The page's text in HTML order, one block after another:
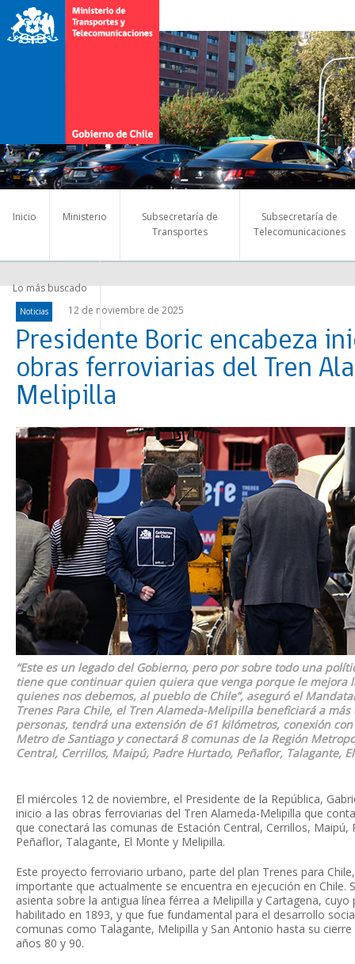
Inicio Ministerio
Subsecretaría de
Transportes
Subsecretaría de
Telecomunicaciones
Lo más buscado
Noticias 12 de noviembre de 2025
Presidente Boric encabeza
obras ferroviarias del Tren
Melipilla
“Este es un legado del Gobierno, pero por sobre todo una
tiene que continuar quien quiera que venga porque le mejora
quienes nos debemos, al pueblo de Chile”, aseguró el
Trenes Para Chile, el Tren Alameda-Melipilla beneficiará a
personas, tendrá una extensión de 61 kilómetros, conexión
Metro de Santiago y conectará 8 comunas de la Región
Central, Cerrillos, Maipú, Padre Hurtado, Peñaflor, Talagante,
El miércoles 12 de noviembre, el Presidente de la República,
inicio a las obras ferroviarias del Tren Alameda-Melipilla que
que conectará las comunas de Estación Central, Cerrillos, Maipú,
Peñaflor, Talagante, El Monte y Melipilla.
Este proyecto ferroviario urbano, parte del plan Trenes para
importante que actualmente se encuentra en ejecución en Chile.
asienta sobre la antigua línea férrea a Melipilla y Cartagena,
habilitado en 1893, y que fue fundamental para el desarrollo
comunas como Talagante, Melipilla y San Antonio hasta su
años 80 y 90.